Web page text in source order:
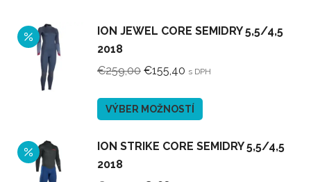
ION JEWEL CORE SEMIDRY 5,5/4,5
2018
€259,00 Pôvodná
bola:
€259,00.
€155,40 Aktuálna
je:
€155,40.
s DPH
VÝBER MOŽNOSTÍ
má
ION STRIKE CORE SEMIDRY 5,5/4,5
2018